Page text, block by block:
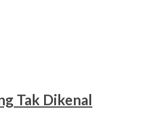
Tak Dikenal